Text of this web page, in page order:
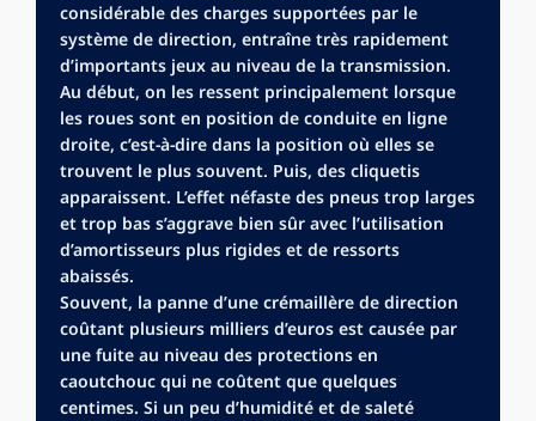
considérable des charges supportées par le
système de direction, entraîne très rapidement
d’importants jeux au niveau de la transmission.
Au début, on les ressent principalement lorsque
les roues sont en position de conduite en ligne
droite, c’est-à-dire dans la position où elles se
trouvent le plus souvent. Puis, des cliquetis
apparaissent. L’effet néfaste des pneus trop larges
et trop bas s’aggrave bien sûr avec l’utilisation
d’amortisseurs plus rigides et de ressorts
abaissés.
Souvent, la panne d’une crémaillère de direction
coûtant plusieurs milliers d’euros est causée par
une fuite au niveau des protections en
caoutchouc qui ne coûtent que quelques
centimes. Si un peu d’humidité et de saleté